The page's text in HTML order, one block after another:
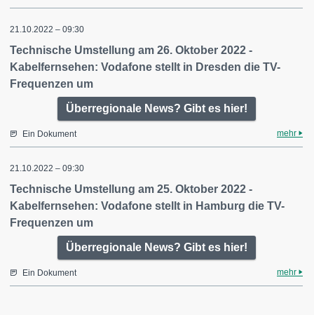
21.10.2022 – 09:30
Technische Umstellung am 26. Oktober 2022 -
Kabelfernsehen: Vodafone stellt in Dresden die TV-
Frequenzen um
Überregionale News? Gibt es hier!
Ein Dokument mehr
21.10.2022 – 09:30
Technische Umstellung am 25. Oktober 2022 -
Kabelfernsehen: Vodafone stellt in Hamburg die TV-
Frequenzen um
Überregionale News? Gibt es hier!
Ein Dokument mehr